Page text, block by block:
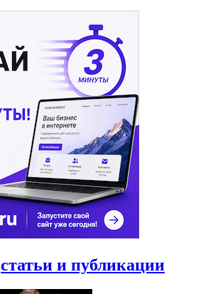
статьи и публикации